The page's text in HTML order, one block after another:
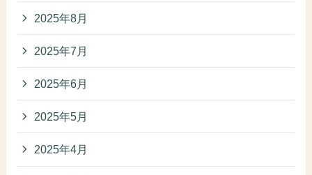
2025年8月
2025年7月
2025年6月
2025年5月
2025年4月